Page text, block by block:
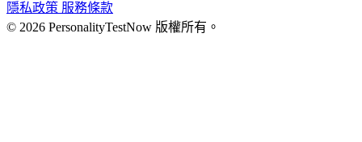
隱私政策 服務條款
© 2026 PersonalityTestNow 版權所有。